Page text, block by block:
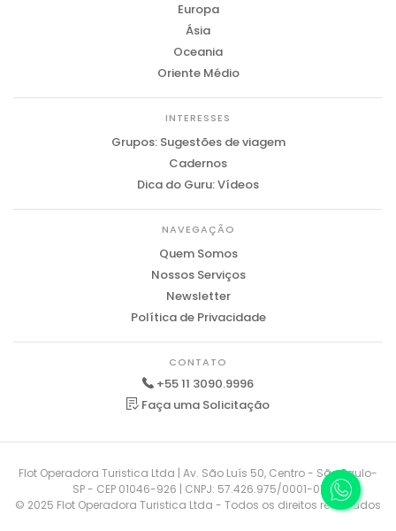
Europa
Ásia
Oceania
Oriente Médio
INTERESSES
Grupos: Sugestões de viagem
Cadernos
Dica do Guru: Vídeos
NAVEGAÇÃO
Quem Somos
Nossos Serviços
Newsletter
Política de Privacidade
CONTATO
+55 11 3090.9996
Faça uma Solicitação
Flot Operadora Turistica Ltda | Av. São Luís 50, Centro - São Paulo-
SP - CEP 01046-926 | CNPJ: 57.426.975/0001-01
© 2025 Flot Operadora Turistica Ltda - Todos os direitos reservados